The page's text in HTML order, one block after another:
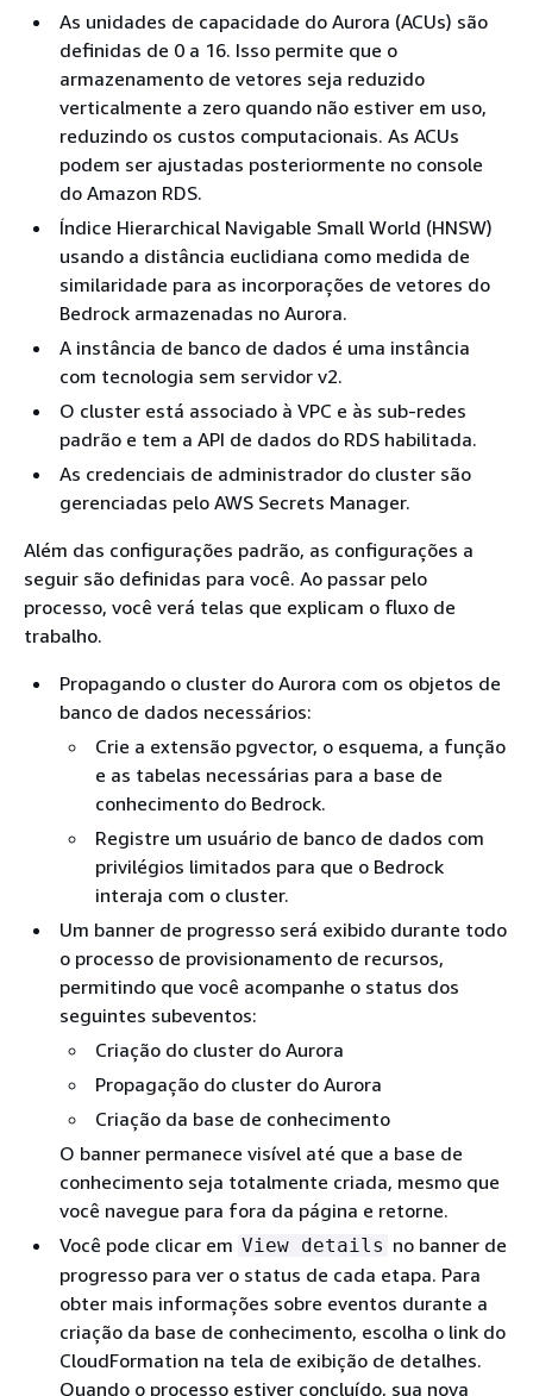
As unidades de capacidade do Aurora (ACUs) são
definidas de 0 a 16. Isso permite que o
armazenamento de vetores seja reduzido
verticalmente a zero quando não estiver em uso,
reduzindo os custos computacionais. As ACUs
podem ser ajustadas posteriormente no console
do Amazon RDS.
Índice Hierarchical Navigable Small World (HNSW)
usando a distância euclidiana como medida de
similaridade para as incorporações de vetores do
Bedrock armazenadas no Aurora.
A instância de banco de dados é uma instância
com tecnologia sem servidor v2.
O cluster está associado à VPC e às sub-redes
padrão e tem a API de dados do RDS habilitada.
As credenciais de administrador do cluster são
gerenciadas pelo AWS Secrets Manager.
Além das configurações padrão, as configurações a
seguir são definidas para você. Ao passar pelo
processo, você verá telas que explicam o fluxo de
trabalho.
Propagando o cluster do Aurora com os objetos de
banco de dados necessários:
Crie a extensão pgvector, o esquema, a função
e as tabelas necessárias para a base de
conhecimento do Bedrock.
Registre um usuário de banco de dados com
privilégios limitados para que o Bedrock
interaja com o cluster.
Um banner de progresso será exibido durante todo
o processo de provisionamento de recursos,
permitindo que você acompanhe o status dos
seguintes subeventos:
Criação do cluster do Aurora
Propagação do cluster do Aurora
Criação da base de conhecimento
O banner permanece visível até que a base de
conhecimento seja totalmente criada, mesmo que
você navegue para fora da página e retorne.
Você pode clicar em View details no banner de
progresso para ver o status de cada etapa. Para
obter mais informações sobre eventos durante a
criação da base de conhecimento, escolha o link do
CloudFormation na tela de exibição de detalhes.
Quando o processo estiver concluído, sua nova